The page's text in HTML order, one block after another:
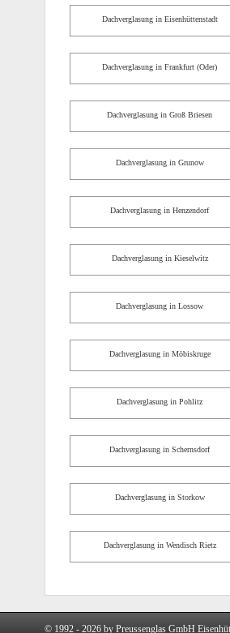
Dachverglasung in Eisenhüttenstadt
Dachverglasung in Frankfurt (Oder)
Dachverglasung in Groß Briesen
Dachverglasung in Grunow
Dachverglasung in Henzendorf
Dachverglasung in Kieselwitz
Dachverglasung in Lossow
Dachverglasung in Möbiskruge
Dachverglasung in Pohlitz
Dachverglasung in Schernsdorf
Dachverglasung in Storkow
Dachverglasung in Wendisch Rietz
© 1992 - 2026 by Preussenglas GmbH